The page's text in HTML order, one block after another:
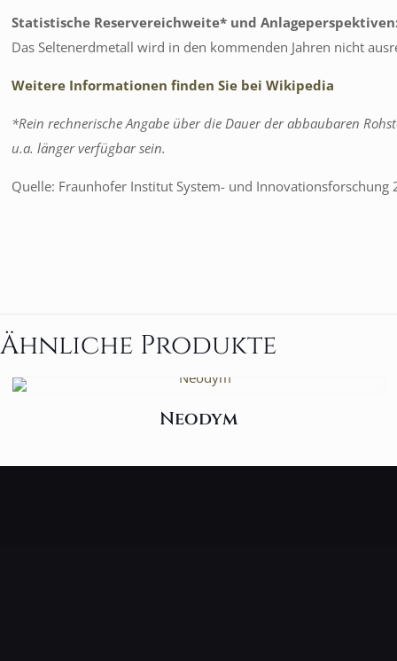
Statistische Reservereichweite* und
Das Seltenerdmetall wird in den kommenden Jahren nicht
Weitere Informationen finden Sie bei Wikipedia
*Rein rechnerische Angabe über die Dauer der abbaubaren
u.a. länger verfügbar sein.
Quelle: Fraunhofer Institut System- und Innovationsforschung
Ähnliche Produkte
Neodym